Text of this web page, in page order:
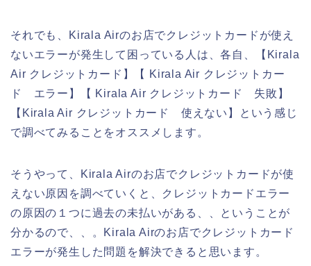
それでも、Kirala Airのお店でクレジットカードが使え
ないエラーが発生して困っている人は、各自、【Kirala
Air クレジットカード】【 Kirala Air クレジットカー
ド エラー】【 Kirala Air クレジットカード 失敗】
【Kirala Air クレジットカード 使えない】という感じ
で調べてみることをオススメします。
そうやって、Kirala Airのお店でクレジットカードが使
えない原因を調べていくと、クレジットカードエラー
の原因の１つに過去の未払いがある、、ということが
分かるので、、。Kirala Airのお店でクレジットカード
エラーが発生した問題を解決できると思います。